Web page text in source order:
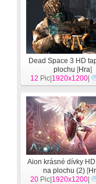
Dead Space 3 HD
plochu [Hra]
12 Pic| 1920x1200
Aion krásné dívky
na plochu (2) [
20 Pic| 1920x1200